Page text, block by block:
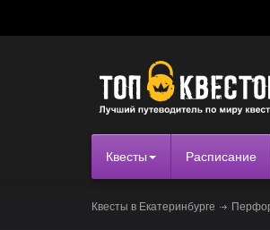
Квесты Расписание
Квесты в Екатеринбурге